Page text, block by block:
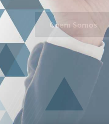
Quem Somos